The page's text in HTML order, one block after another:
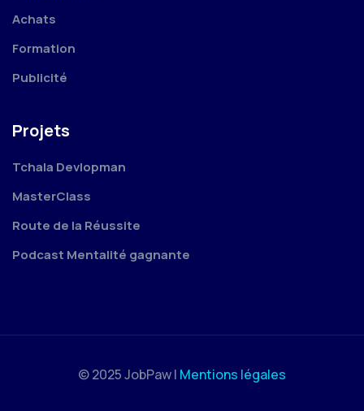
Achats
Formation
Publicité
Projets
Tchala Devlopman
MasterClass
Route de la Réussite
Podcast Mentalité gagnante
© 2025 JobPaw | Mentions légales